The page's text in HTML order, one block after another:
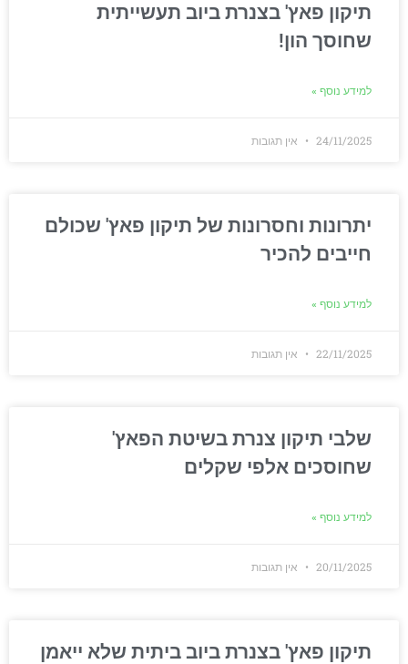
תיקון פאץ' בצנרת ביוב תעשייתית
שחוסך הון!
למידע נוסף »
24/11/2025 אין תגובות
יתרונות וחסרונות של תיקון פאץ' שכולם
חייבים להכיר
למידע נוסף »
22/11/2025 אין תגובות
שלבי תיקון צנרת בשיטת הפאץ'
שחוסכים אלפי שקלים
למידע נוסף »
20/11/2025 אין תגובות
תיקון פאץ' בצנרת ביוב ביתית שלא ייאמן